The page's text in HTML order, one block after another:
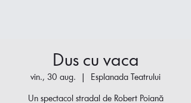
Dus cu vaca
vin., 30 aug. Esplanada Teatrului
Un spectacol stradal de Robert Poiană